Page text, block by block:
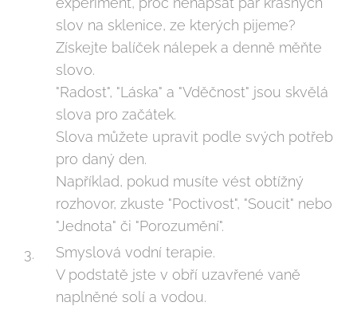
slov na sklenice, ze kterých pijeme?
Získejte balíček nálepek a denně měňte
slovo.
"Radost", "Láska" a "Vděčnost" jsou skvělá
slova pro začátek.
Slova můžete upravit podle svých potřeb
pro daný den.
Například, pokud musíte vést obtížný
rozhovor, zkuste "Poctivost", "Soucit" nebo
"Jednota" či "Porozumění".
Smyslová vodní terapie.
V podstatě jste v obří uzavřené vaně
naplněné solí a vodou.